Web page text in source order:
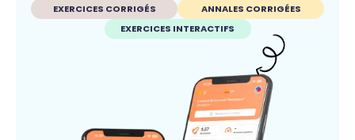
EXERCICES CORRIGÉS
ANNALES CORRIGÉES
EXERCICES INTERACTIFS